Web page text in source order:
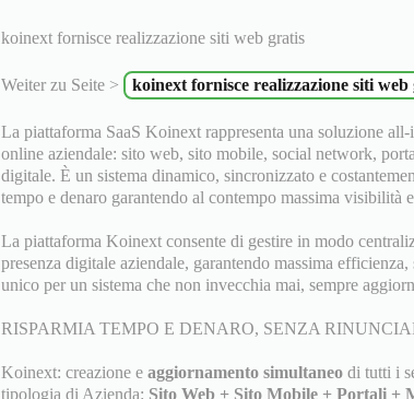
koinext fornisce realizzazione siti web gratis
Weiter zu Seite > koinext fornisce realizzazione siti web
La piattaforma SaaS Koinext rappresenta una soluzione
online aziendale: sito web, sito mobile, social network,
digitale. È un sistema dinamico, sincronizzato e
tempo e denaro garantendo al contempo massima visibilità
La piattaforma Koinext consente di gestire in modo
presenza digitale aziendale, garantendo massima
unico per un sistema che non invecchia mai, sempre
RISPARMIA TEMPO E DENARO, SENZA
Koinext: creazione e aggiornamento simultaneo di tutti i
tipologia di Azienda: Sito Web + Sito Mobile + Portali +